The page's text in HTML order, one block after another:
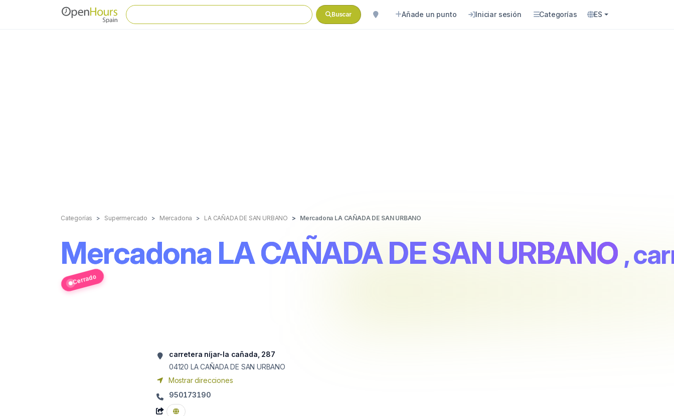
Buscar Añade un punto Iniciar sesión Categorías ES
Categorías Supermercado Mercadona LA CAÑADA DE SAN URBANO Mercadona LA CAÑADA DE SAN URBANO
Mercadona LA CAÑADA DE SAN URBANO ,
Cerrado
carretera níjar-la cañada, 287
04120 LA CAÑADA DE SAN URBANO
Mostrar direcciones
950173190